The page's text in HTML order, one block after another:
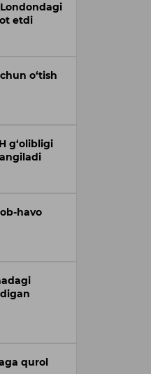
etdi
o‘tish
g‘olibligi
havo
qurol